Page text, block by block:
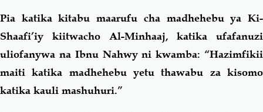
Pia katika kitabu maarufu cha madhehebu ya Ki-
Shaafi’iy kiitwacho Al-Minhaaj, katika ufafanuzi
uliofanywa na Ibnu Nahwy ni kwamba: “Hazimfikii
maiti katika madhehebu yetu thawabu za kisomo
katika kauli mashuhuri.”